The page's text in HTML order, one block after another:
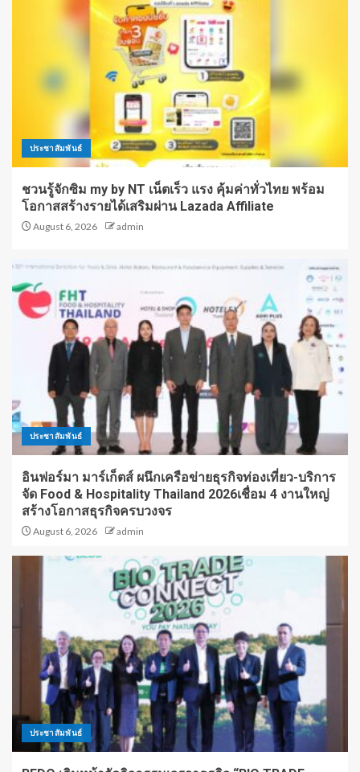
ประชาสัมพันธ์
ชวนรู้จักซิม my by NT เน็ตเร็ว แรง คุ้มค่าทั่วไทย พร้อม
โอกาสสร้างรายได้เสริมผ่าน Lazada Affiliate
August 6, 2026 admin
ประชาสัมพันธ์
อินฟอร์มา มาร์เก็ตส์ ผนึกเครือข่ายธุรกิจท่องเที่ยว-บริการ
จัด Food & Hospitality Thailand 2026เชื่อม 4 งานใหญ่
สร้างโอกาสธุรกิจครบวงจร
August 6, 2026 admin
ประชาสัมพันธ์